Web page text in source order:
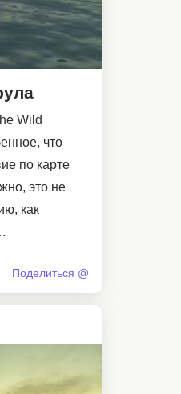
Wild
что
по карте
это не
как
Поделиться @